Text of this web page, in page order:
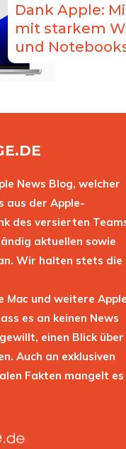
Dank Apple:
mit starkem
und
News Blog, welcher
aus der Apple-
des versierten
aktuellen sowie
Wir halten stets die
Mac und weitere Apple
es an keinen News
einen Blick über
Auch an exklusiven
Fakten mangelt es